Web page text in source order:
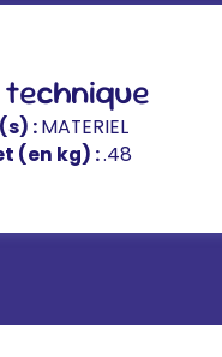
technique
:MATERIEL
(en kg) :.48